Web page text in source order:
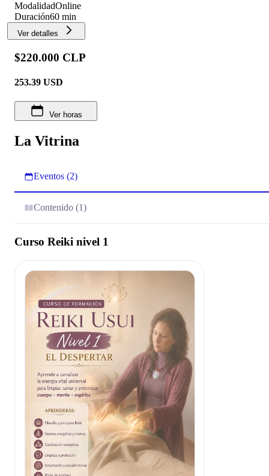
ModalidadOnline
Duración60 min
Ver detalles
$220.000 CLP
253.39 USD
Ver horas
La Vitrina
Eventos (2)
Contenido (1)
Curso Reiki nivel 1